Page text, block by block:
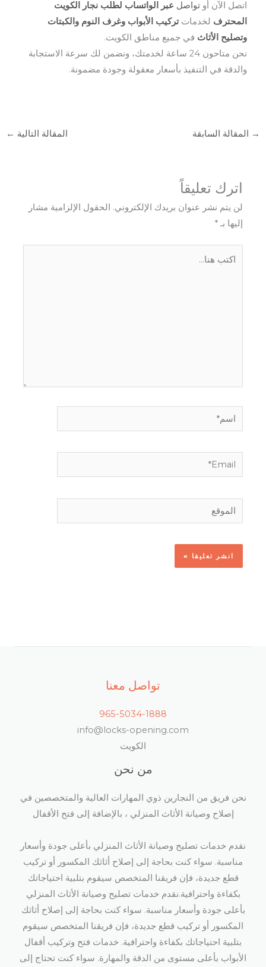
اتصل الآن أو تواصل عبر الواتساب لطلب نجار الكويت
المحترف لخدماتتركيب الأبواب وغرف النوم والكبتات
وتصليح الأثاث في جميع مناطق الكويت.
نحن متاحون 24 ساعة لخدمتك، ونضمن لك سرعة الاستجابة
والدقة في التنفيذ بأسعار معقولة وجودة مضمونة.
→ المقالة السابقة المقالة التالية ←
اترك تعليقاً
لن يتم نشر عنوان بريدك الإلكتروني.
الحقول الإلزامية مشار
إليها بـ*
اسم*
Email*
الموقع
تواصل معنا
965-5034-1888
info@locks-opening.com
الكويت
من نحن
نحن فريق من النجارين ذوي المهارات العالية والمتخصصين في
إصلاح وصيانة الأثاث المنزلي ، بالإضافة إلى فتح الأقفال​
نقدم خدمات تصليح وصيانة الأثاث المنزلي بأعلى جودة وأسعار
مناسبة. سواء كنت بحاجة إلى إصلاح أثاثك المكسور أو تركيب
قطع جديدة، فإن فريقنا المتخصص سيقوم بتلبية احتياجاتك
بكفاءة واحترافية.نقدم خدمات تصليح وصيانة الأثاث المنزلي
بأعلى جودة وأسعار مناسبة. سواء كنت بحاجة إلى إصلاح أثاثك
المكسور أو تركيب قطع جديدة، فإن فريقنا المتخصص سيقوم
بتلبية احتياجاتك بكفاءة واحترافية. خدمات فتح وتركيب أقفال
الأبواب بأعلى مستوى من الدقة والمهارة. سواء كنت تحتاج إلى